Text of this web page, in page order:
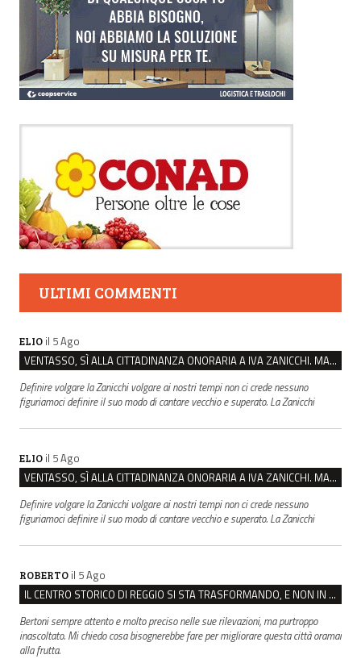
ULTIMI COMMENTI
ELIO il 5 Ago
VENTASSO, SÌ ALLA CITTADINANZA ONORARIA A IVA ZANICCHI. MA BARGIACCHI: “È DI PESSIMO GUSTO”
Definire volgare la Zanicchi volgare ai nostri tempi non ci crede nessuno
figuriamoci definire il suo modo di cantare vecchio e superato. La Zanicchi
ELIO il 5 Ago
VENTASSO, SÌ ALLA CITTADINANZA ONORARIA A IVA ZANICCHI. MA BARGIACCHI: “È DI PESSIMO GUSTO”
Definire volgare la Zanicchi volgare ai nostri tempi non ci crede nessuno
figuriamoci definire il suo modo di cantare vecchio e superato. La Zanicchi
ROBERTO il 5 Ago
IL CENTRO STORICO DI REGGIO SI STA TRASFORMANDO, E NON IN MEGLIO
Bertoni sempre attento e molto preciso nelle sue rilevazioni, ma purtroppo
inascoltato. Mi chiedo cosa bisognerebbe fare per migliorare questa città oramai
alla frutta.